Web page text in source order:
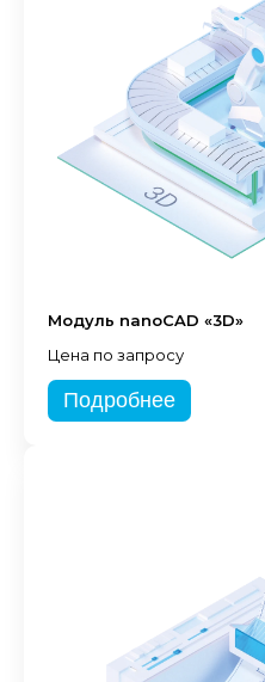
Модуль nanoCAD «3D»
Цена по запросу
Подробнее